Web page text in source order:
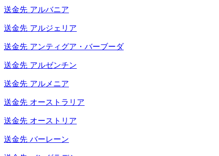
送金先 アルバニア
送金先 アルジェリア
送金先 アンティグア・バーブーダ
送金先 アルゼンチン
送金先 アルメニア
送金先 オーストラリア
送金先 オーストリア
送金先 バーレーン